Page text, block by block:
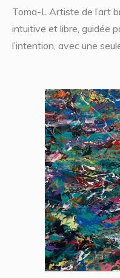
Toma-L Artiste de l’art
intuitive et libre, guidée
l’intention, avec une